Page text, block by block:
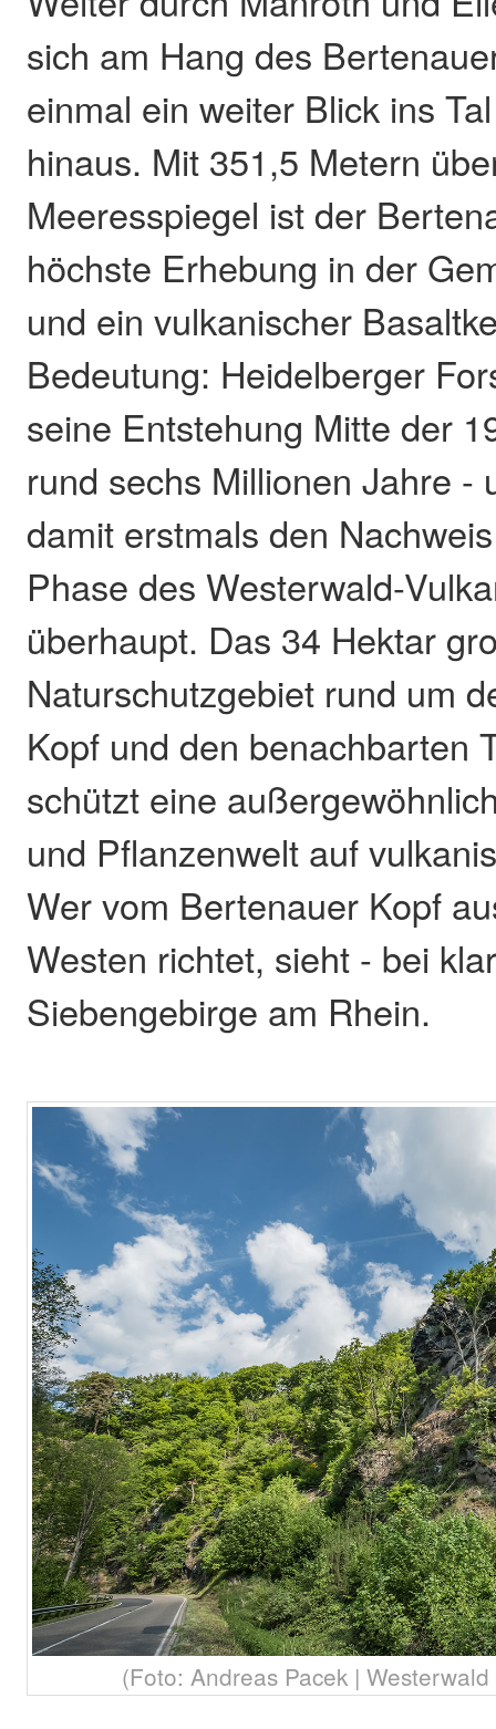
sich am Hang des
einmal ein weiter Blick ins
hinaus. Mit 351,5 Metern
Meeresspiegel ist der
höchste Erhebung in der
und ein vulkanischer
Bedeutung: Heidelberger
seine Entstehung Mitte der
rund sechs Millionen Jahre -
damit erstmals den
Phase des Westerwald-
überhaupt. Das 34 Hektar
Naturschutzgebiet rund um
Kopf und den benachbarten
schützt eine
und Pflanzenwelt auf
Wer vom Bertenauer Kopf
Westen richtet, sieht - bei
Siebengebirge am Rhein.
(Foto: Andreas Pacek |